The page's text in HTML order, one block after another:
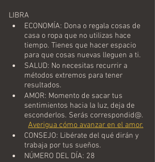
LIBRA
ECONOMÍA: Dona o regala cosas de
casa o ropa que no utilizas hace
tiempo. Tienes que hacer espacio
para que cosas nuevas lleguen a ti.
SALUD: No necesitas recurrir a
métodos extremos para tener
resultados.
AMOR: Momento de sacar tus
sentimientos hacia la luz, deja de
esconderlos. Serás correspondid@.
Averigua cómo avanzar en el amor.
CONSEJO: Libérate del qué dirán y
trabaja por tus sueños.
NÚMERO DEL DÍA: 28